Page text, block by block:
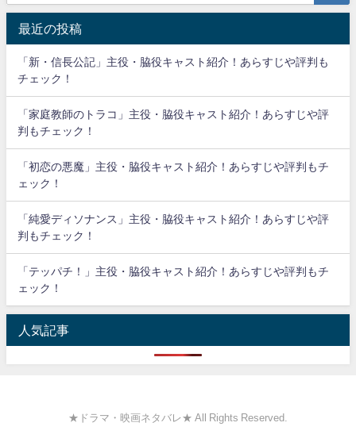
最近の投稿
「新・信長公記」主役・脇役キャスト紹介！あらすじや評判も
チェック！
「家庭教師のトラコ」主役・脇役キャスト紹介！あらすじや評
判もチェック！
「初恋の悪魔」主役・脇役キャスト紹介！あらすじや評判もチ
ェック！
「純愛ディソナンス」主役・脇役キャスト紹介！あらすじや評
判もチェック！
「テッパチ！」主役・脇役キャスト紹介！あらすじや評判もチ
ェック！
人気記事
★ドラマ・映画ネタバレ★ All Rights Reserved.